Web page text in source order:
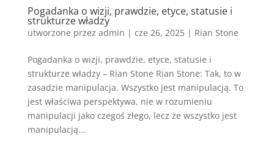
Pogadanka o wizji, prawdzie, etyce, statusie i
strukturze władzy
utworzone przez admin | cze 26, 2025| Rian Stone
Pogadanka o wizji, prawdzie, etyce, statusie i
strukturze władzy – Rian Stone Rian Stone: Tak, to w
zasadzie manipulacja. Wszystko jest manipulacją. To
jest właściwa perspektywa, nie w rozumieniu
manipulacji jako czegoś złego, lecz że wszystko jest
manipulacją...